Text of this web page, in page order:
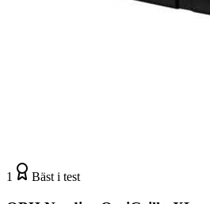
1 Bäst i test